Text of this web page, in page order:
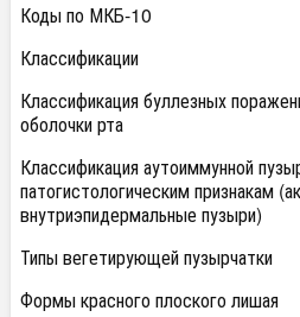
Коды по МКБ-10
Классификации
Классификация буллезных
оболочки рта
Классификация аутоиммунной
патогистологическим признакам
внутриэпидермальные пузыри)
Типы вегетирующей пузырчатки
Формы красного плоского лишая